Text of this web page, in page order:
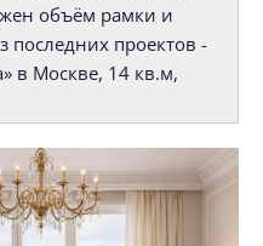
объём рамки и
последних проектов -
в Москве, 14 кв.м,